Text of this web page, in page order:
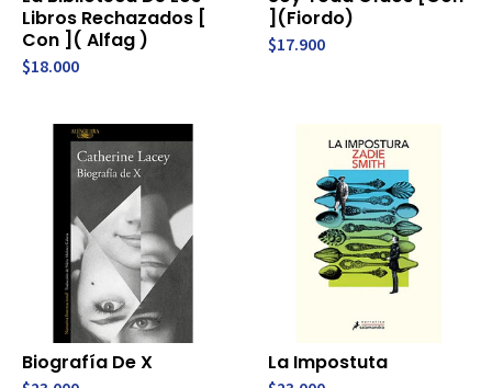
Libros Rechazados [
Con ]( Alfag )
$18.000
](Fiordo)
$17.900
Biografía De X La Impostuta